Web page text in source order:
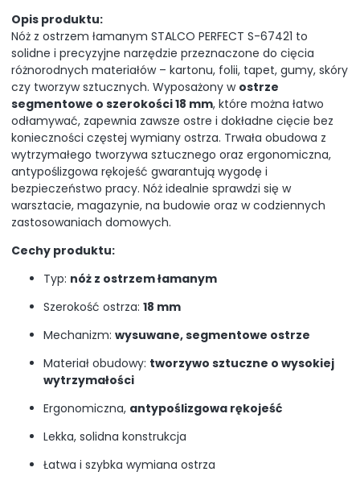
Opis produktu:
Nóż z ostrzem łamanym STALCO PERFECT S-67421 to
solidne i precyzyjne narzędzie przeznaczone do cięcia
różnorodnych materiałów – kartonu, folii, tapet, gumy, skóry
czy tworzyw sztucznych. Wyposażony w ostrze
segmentowe o szerokości 18 mm, które można łatwo
odłamywać, zapewnia zawsze ostre i dokładne cięcie bez
konieczności częstej wymiany ostrza. Trwała obudowa z
wytrzymałego tworzywa sztucznego oraz ergonomiczna,
antypoślizgowa rękojeść gwarantują wygodę i
bezpieczeństwo pracy. Nóż idealnie sprawdzi się w
warsztacie, magazynie, na budowie oraz w codziennych
zastosowaniach domowych.
Cechy produktu:
Typ: nóż z ostrzem łamanym
Szerokość ostrza: 18 mm
Mechanizm: wysuwane, segmentowe ostrze
Materiał obudowy: tworzywo sztuczne o wysokiej
wytrzymałości
Ergonomiczna, antypoślizgowa rękojeść
Lekka, solidna konstrukcja
Łatwa i szybka wymiana ostrza